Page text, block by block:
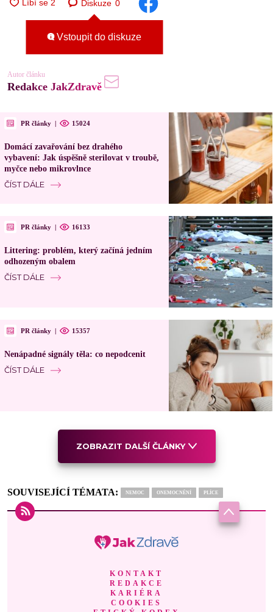
Diskuze 0
Vstoupit do diskuze
Autor článku
Redakce JakZdravě
PR články | 15024
Domácí zavařování bez drahého
vybavení: Jak úspěšně sterilovat v troubě,
myčce nebo mikrovlnce
ČÍST DÁLE
PR články | 16133
Littering: problém, který začíná jedním
odhozeným obalem
ČÍST DÁLE
PR články | 15357
Nenápadné signály těla: co nepodcenit
ČÍST DÁLE
ZOBRAZIT DALŠÍ ČLÁNKY
SOUVISEJÍCÍ TÉMATA: NEMOC ONEMOCNĚNÍ PLÍCE
KONTAKT
REDAKCE
KARIÉRA
COOKIES